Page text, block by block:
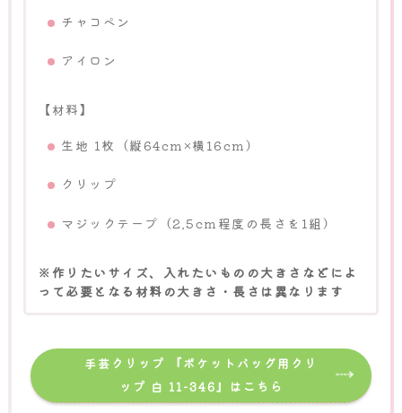
チャコペン
アイロン
【材料】
生地 1枚（縦64cm×横16cm）
クリップ
マジックテープ（2.5cm程度の長さを1組）
※作りたいサイズ、入れたいものの大きさなどによ
って必要となる材料の大きさ・長さは異なります
手芸クリップ 『ポケットバッグ用クリ
ップ 白 11-346』はこちら